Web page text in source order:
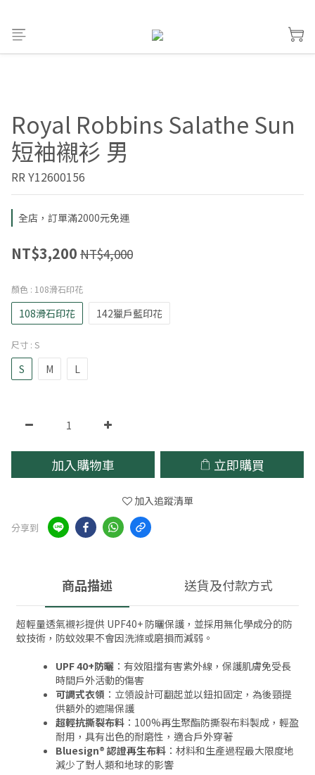
Royal Robbins Salathe Sun
短袖襯衫 男
RR Y12600156
全店，訂單滿2000元免運
NT$3,200 NT$4,000
顏色 : 108滑石印花
108滑石印花 142獵戶藍印花
尺寸 : S
S M L
加入購物車 立即購買
加入追蹤清單
分享到
商品描述 送貨及付款方式
超輕量透氣襯衫提供 UPF40+ 防曬保護，並採用無化學成分的防
蚊技術，防蚊效果不會因洗滌或磨損而減弱。
UPF 40+防曬 ：有效阻擋有害紫外線，保護肌膚免受長
時間戶外活動的傷害
可調式衣領 ：立領設計可翻起並以鈕扣固定，為後頸提
供額外的遮陽保護
超輕抗撕裂布料 ：100%再生聚酯防撕裂布料製成，輕盈
耐用，具有出色的耐磨性，適合戶外穿著
Bluesign® 認證再生布料 ：材料和生產過程最大限度地
減少了對人類和地球的影響